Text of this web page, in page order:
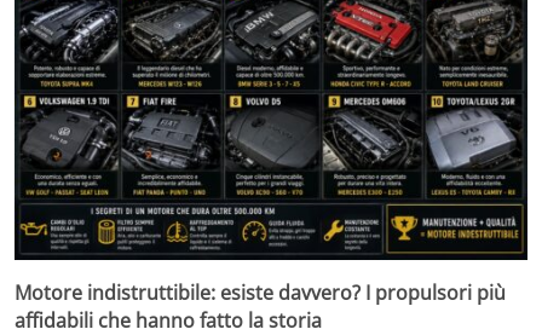
Motore indistruttibile: esiste davvero? I propulsori più
affidabili che hanno fatto la storia